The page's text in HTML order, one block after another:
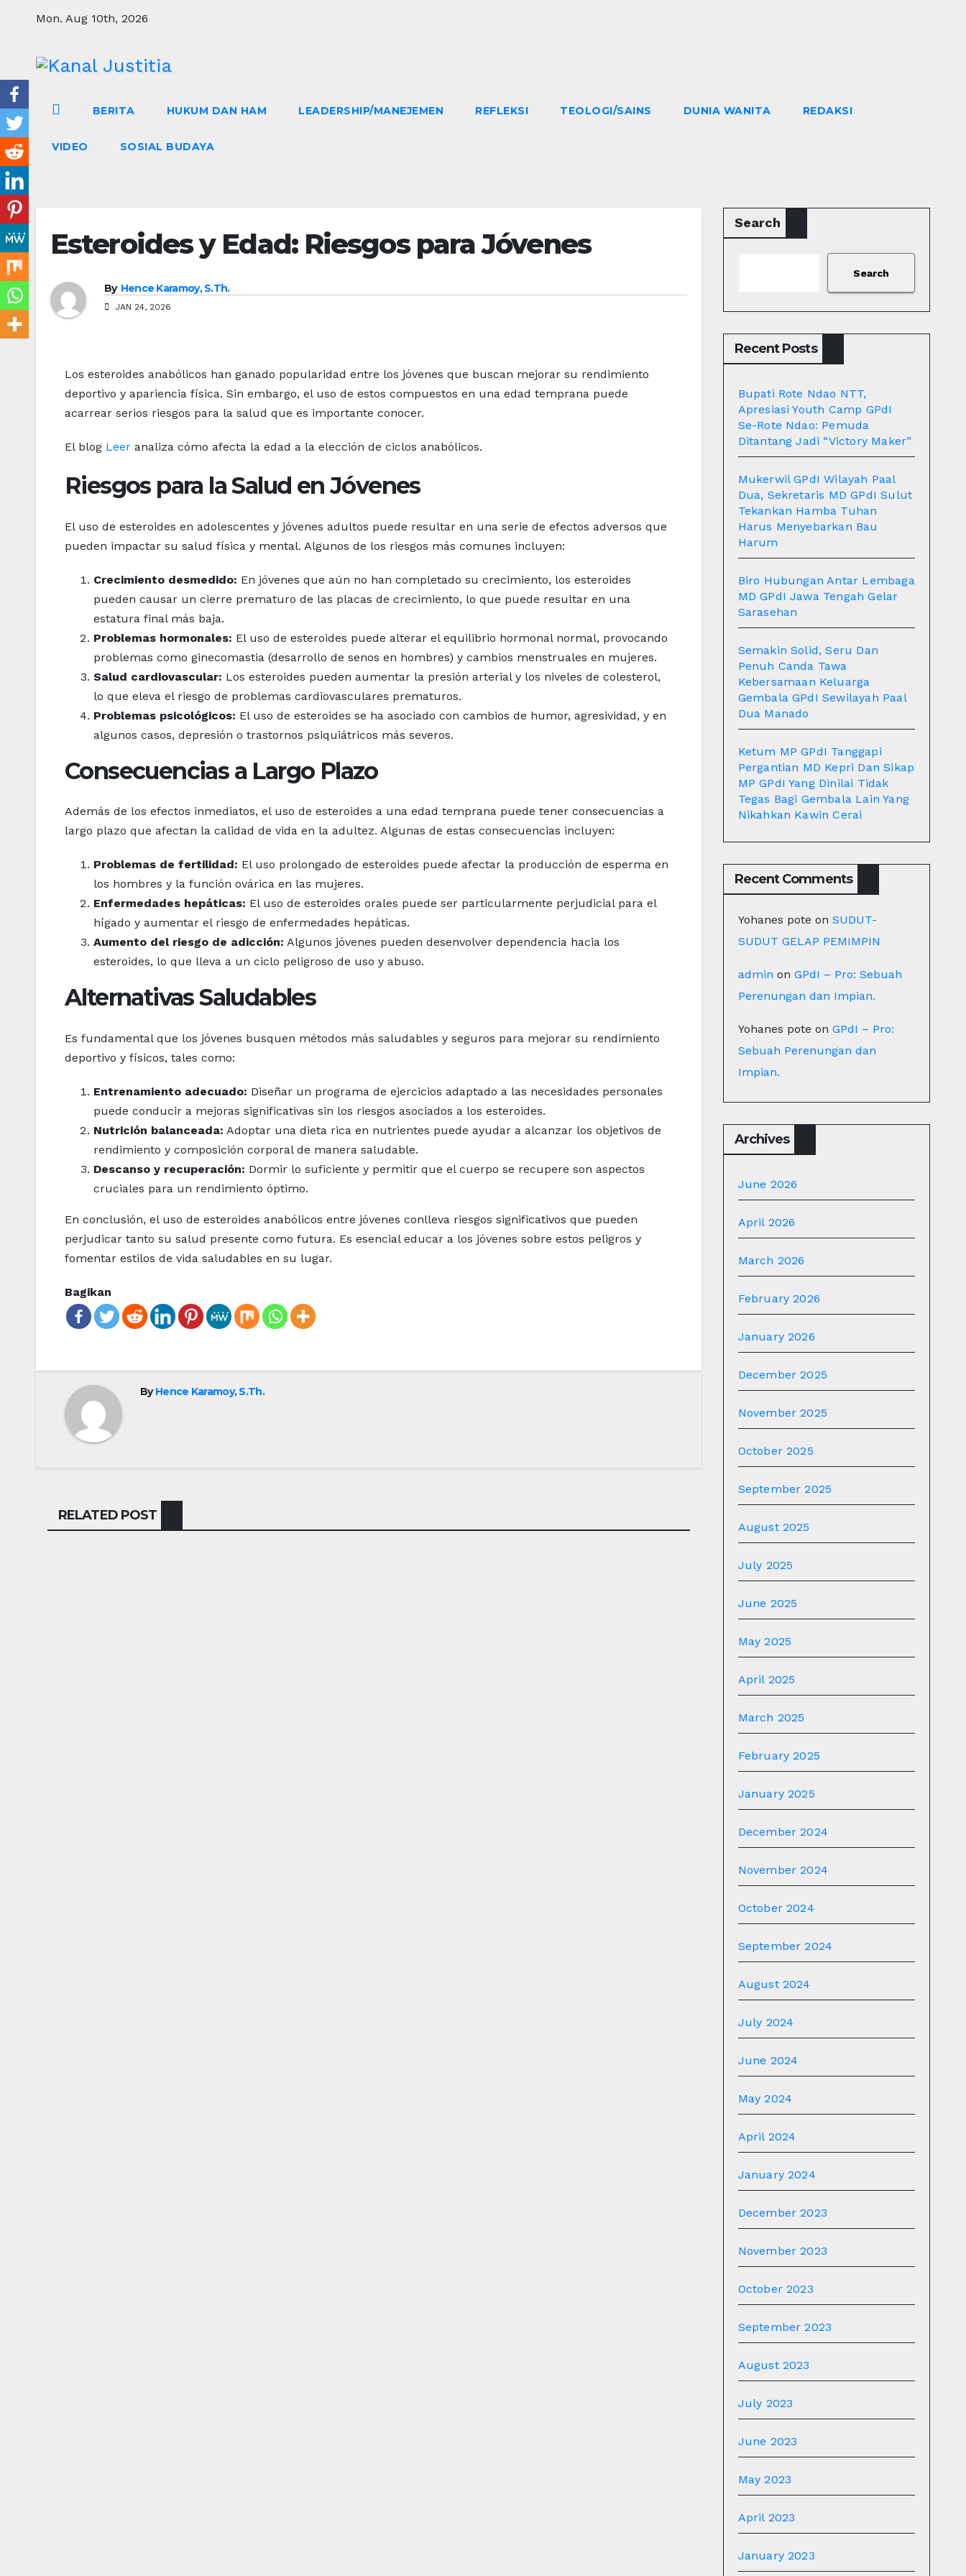
Mon. Aug 10th, 2026
BERITA HUKUM DAN HAM LEADERSHIP/MANEJEMEN REFLEKSI TEOLOGI/SAINS DUNIA WANITA REDAKSI
VIDEO SOSIAL BUDAYA
Esteroides y Edad: Riesgos para Jóvenes
By Hence Karamoy, S.Th.
JAN 24, 2026
Los esteroides anabólicos han ganado popularidad entre los jóvenes que buscan mejorar su rendimiento
deportivo y apariencia física. Sin embargo, el uso de estos compuestos en una edad temprana puede
acarrear serios riesgos para la salud que es importante conocer.
El blog Leer analiza cómo afecta la edad a la elección de ciclos anabólicos.
Riesgos para la Salud en Jóvenes
El uso de esteroides en adolescentes y jóvenes adultos puede resultar en una serie de efectos adversos que
pueden impactar su salud física y mental. Algunos de los riesgos más comunes incluyen:
Crecimiento desmedido: En jóvenes que aún no han completado su crecimiento, los esteroides
pueden causar un cierre prematuro de las placas de crecimiento, lo que puede resultar en una
estatura final más baja.
Problemas hormonales: El uso de esteroides puede alterar el equilibrio hormonal normal, provocando
problemas como ginecomastia (desarrollo de senos en hombres) y cambios menstruales en mujeres.
Salud cardiovascular: Los esteroides pueden aumentar la presión arterial y los niveles de colesterol,
lo que eleva el riesgo de problemas cardiovasculares prematuros.
Problemas psicológicos: El uso de esteroides se ha asociado con cambios de humor, agresividad, y en
algunos casos, depresión o trastornos psiquiátricos más severos.
Consecuencias a Largo Plazo
Además de los efectos inmediatos, el uso de esteroides a una edad temprana puede tener consecuencias a
largo plazo que afectan la calidad de vida en la adultez. Algunas de estas consecuencias incluyen:
Problemas de fertilidad: El uso prolongado de esteroides puede afectar la producción de esperma en
los hombres y la función ovárica en las mujeres.
Enfermedades hepáticas: El uso de esteroides orales puede ser particularmente perjudicial para el
hígado y aumentar el riesgo de enfermedades hepáticas.
Aumento del riesgo de adicción: Algunos jóvenes pueden desenvolver dependencia hacia los
esteroides, lo que lleva a un ciclo peligroso de uso y abuso.
Alternativas Saludables
Es fundamental que los jóvenes busquen métodos más saludables y seguros para mejorar su rendimiento
deportivo y físicos, tales como:
Entrenamiento adecuado: Diseñar un programa de ejercicios adaptado a las necesidades personales
puede conducir a mejoras significativas sin los riesgos asociados a los esteroides.
Nutrición balanceada: Adoptar una dieta rica en nutrientes puede ayudar a alcanzar los objetivos de
rendimiento y composición corporal de manera saludable.
Descanso y recuperación: Dormir lo suficiente y permitir que el cuerpo se recupere son aspectos
cruciales para un rendimiento óptimo.
En conclusión, el uso de esteroides anabólicos entre jóvenes conlleva riesgos significativos que pueden
perjudicar tanto su salud presente como futura. Es esencial educar a los jóvenes sobre estos peligros y
fomentar estilos de vida saludables en su lugar.
Bagikan
ByHence Karamoy, S.Th.
RELATED POST
Search
Search
Recent Posts
Bupati Rote Ndao NTT,
Apresiasi Youth Camp GPdI
Se-Rote Ndao: Pemuda
Ditantang Jadi “Victory Maker”
Mukerwil GPdI Wilayah Paal
Dua, Sekretaris MD GPdI Sulut
Tekankan Hamba Tuhan
Harus Menyebarkan Bau
Harum
Biro Hubungan Antar Lembaga
MD GPdI Jawa Tengah Gelar
Sarasehan
Semakin Solid, Seru Dan
Penuh Canda Tawa
Kebersamaan Keluarga
Gembala GPdI Sewilayah Paal
Dua Manado
Ketum MP GPdI Tanggapi
Pergantian MD Kepri Dan Sikap
MP GPdI Yang Dinilai Tidak
Tegas Bagi Gembala Lain Yang
Nikahkan Kawin Cerai
Recent Comments
Yohanes pote on SUDUT-
SUDUT GELAP PEMIMPIN
admin on GPdI – Pro: Sebuah
Perenungan dan Impian.
Yohanes pote on GPdI – Pro:
Sebuah Perenungan dan
Impian.
Archives
June 2026
April 2026
March 2026
February 2026
January 2026
December 2025
November 2025
October 2025
September 2025
August 2025
July 2025
June 2025
May 2025
April 2025
March 2025
February 2025
January 2025
December 2024
November 2024
October 2024
September 2024
August 2024
July 2024
June 2024
May 2024
April 2024
January 2024
December 2023
November 2023
October 2023
September 2023
August 2023
July 2023
June 2023
May 2023
April 2023
January 2023